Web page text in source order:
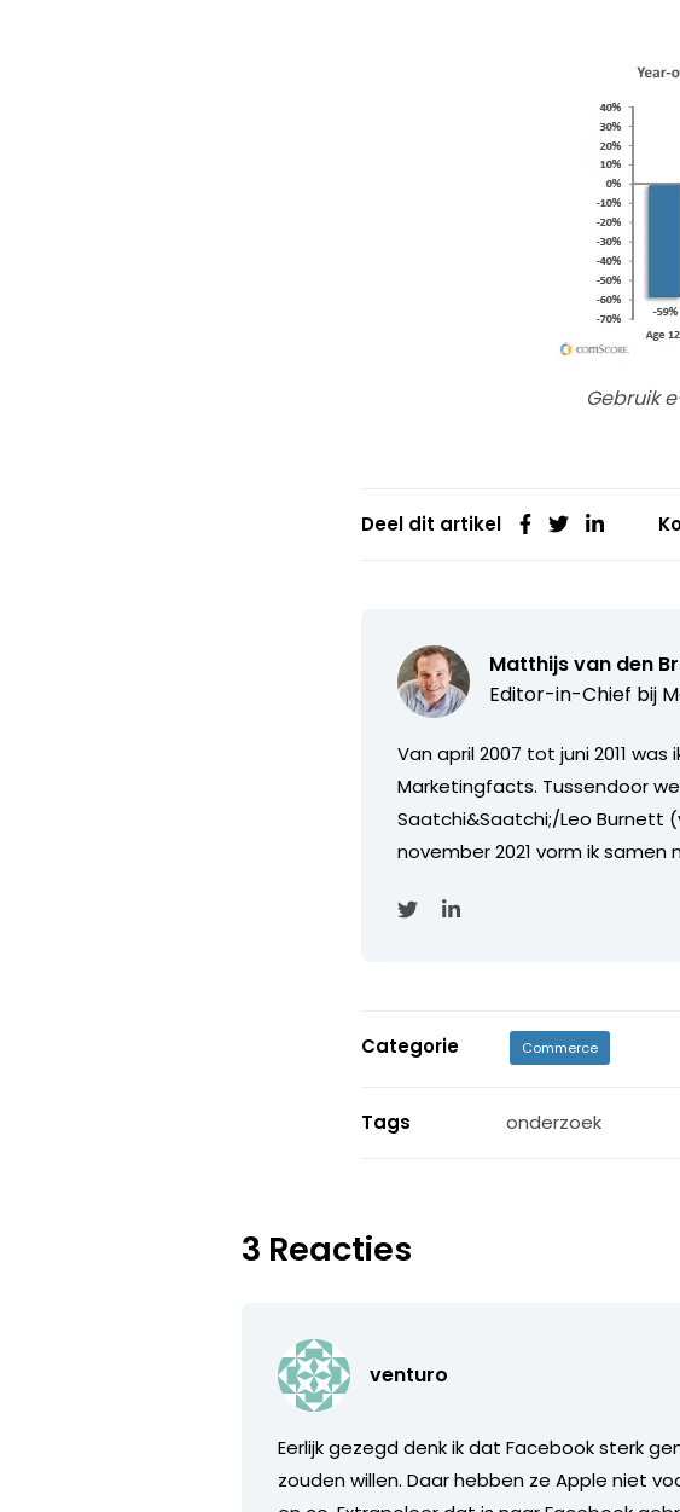
Gebruik
Deel dit artikel
Matthijs van den
Editor-in-Chief bij
Van april 2007 tot juni 2011
Marketingfacts. Tussendoor
Saatchi&Saatchi;/Leo Burnett
november 2021 vorm ik
Categorie Commerce
Tags onderzoek
3 Reacties
venturo
Eerlijk gezegd denk ik dat Facebook sterk
zouden willen. Daar hebben ze Apple niet